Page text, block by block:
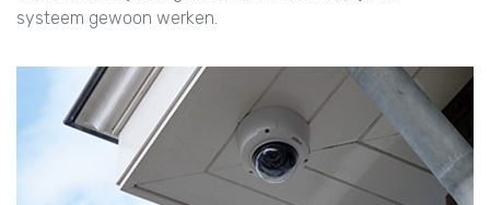
systeem gewoon werken.